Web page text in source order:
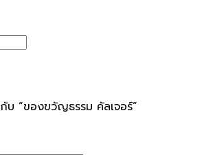
บ “ของขวัญธรรม คัลเจอร์”